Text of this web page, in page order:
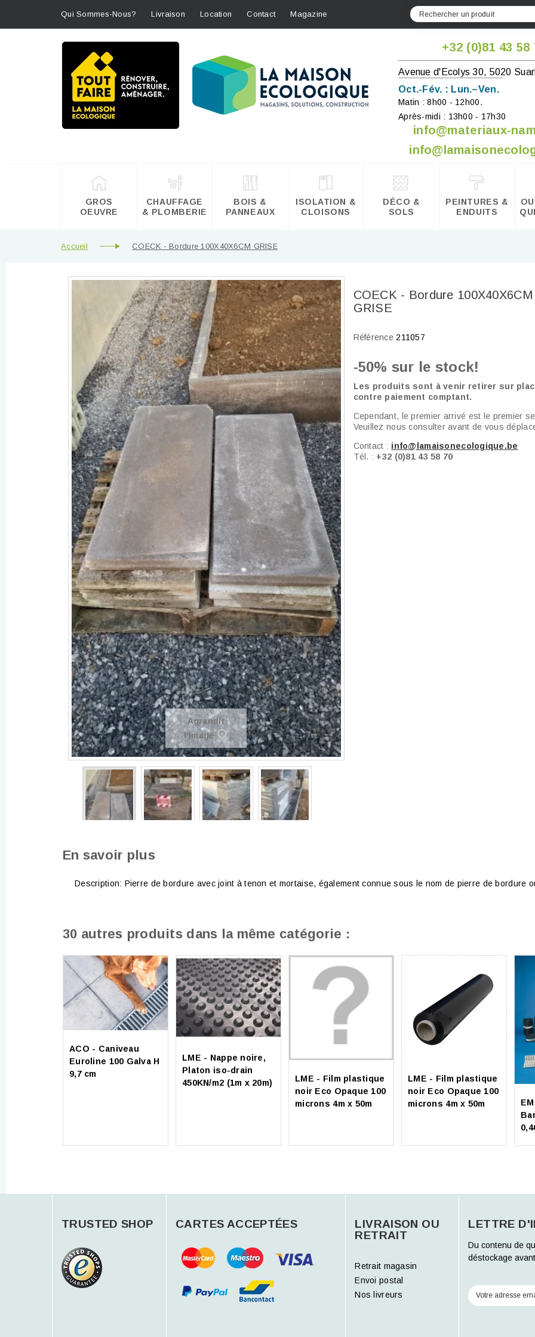
Qui Sommes-Nous? Livraison Location Contact Magazine
+32 (0)81 43 58
Avenue d'Ecolys 30, 5020
Oct.-Fév. : Lun.–Ven.
Matin : 8h00 - 12h00.
Après-midi : 13h00 - 17h30
info@materiaux-
GROS
OEUVRE
CHAUFFAGE
& PLOMBERIE
BOIS &
PANNEAUX
ISOLATION &
CLOISONS
DÉCO &
SOLS
PEINTURES &
ENDUITS
Accueil COECK - Bordure 100X40X6CM GRISE
Agrandir
l'image
COECK - Bordure 100X40X6CM
GRISE
Référence 211057
-50% sur le stock!
Les produits sont à venir retirer sur
contre paiement comptant.
Cependant, le premier arrivé est le premier
Veuillez nous consulter avant de vous
Contact : info@lamaisonecologique.be
Tél. : +32 (0)81 43 58 70
En savoir plus
Description: Pierre de bordure avec joint à tenon et mortaise, également connue sous le nom de pierre de bordure
30 autres produits dans la même catégorie :
ACO - Caniveau
Euroline 100 Galva H
9,7 cm
LME - Nappe noire,
Platon iso-drain
450KN/m2 (1m x 20m)
LME - Film plastique
noir Eco Opaque 100
microns 4m x 50m
LME - Film plastique
noir Eco Opaque 100
microns 4m x 50m
TRUSTED SHOP CARTES ACCEPTÉES
LIVRAISON OU
RETRAIT
Retrait magasin
Envoi postal
Nos livreurs
LETTRE
Du contenu de
déstockage